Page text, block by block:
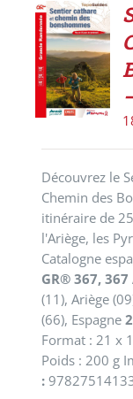
ACHETER
LE
PRODUIT
/
DÉTAILS
Découvrez le
Chemin des
itinéraire de
l'Ariège, les
Catalogne
GR® 367,
(11), Ariège
(66), Espagne
Format : 21 x
Poids : 200 g
: